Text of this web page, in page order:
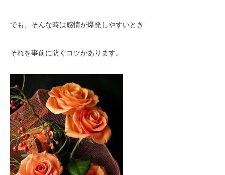
でも、そんな時は感情が爆発しやすいとき
それを事前に防ぐコツがあります。